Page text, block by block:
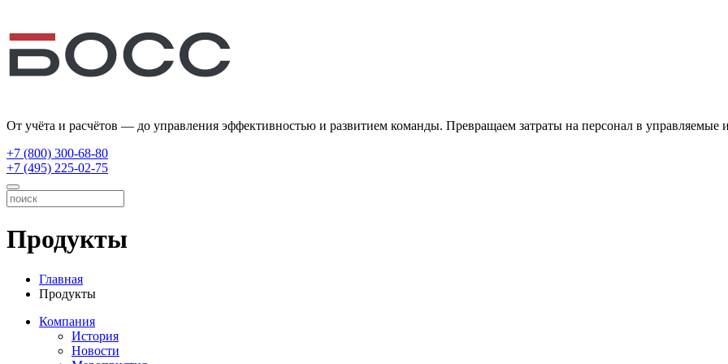
От учёта и расчётов — до управления эффективностью и развитием команды. Превращаем затраты на персонал в управляемые
+7 (800) 300-68-80
+7 (495) 225-02-75
Продукты
Главная
Продукты
Компания
История
Новости